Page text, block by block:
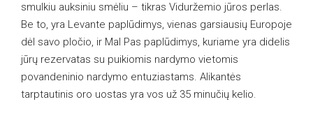
smulkiu auksiniu smėliu – tikras Viduržemio jūros perlas.
Be to, yra Levante paplūdimys, vienas garsiausių Europoje
dėl savo pločio, ir Mal Pas paplūdimys, kuriame yra didelis
jūrų rezervatas su puikiomis nardymo vietomis
povandeninio nardymo entuziastams. Alikantės
tarptautinis oro uostas yra vos už 35 minučių kelio.